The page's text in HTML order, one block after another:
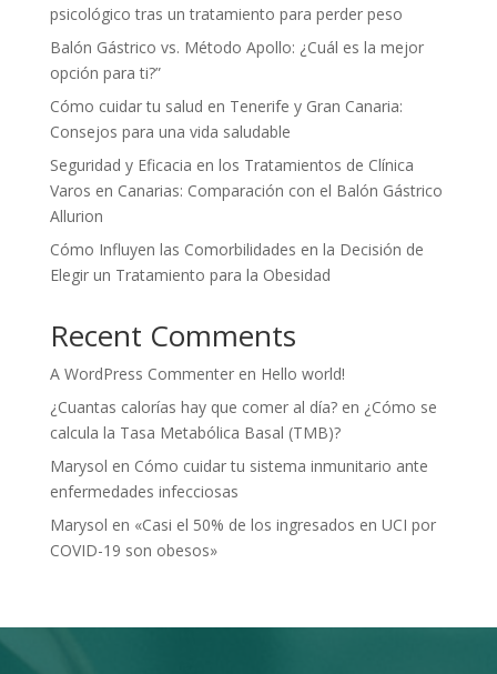
psicológico tras un tratamiento para perder peso
Balón Gástrico vs. Método Apollo: ¿Cuál es la mejor
opción para ti?”
Cómo cuidar tu salud en Tenerife y Gran Canaria:
Consejos para una vida saludable
Seguridad y Eficacia en los Tratamientos de Clínica
Varos en Canarias: Comparación con el Balón Gástrico
Allurion
Cómo Influyen las Comorbilidades en la Decisión de
Elegir un Tratamiento para la Obesidad
Recent Comments
A WordPress Commenteren Hello world!
¿Cuantas calorías hay que comer al día?en ¿Cómo se
calcula la Tasa Metabólica Basal (TMB)?
Marysol en Cómo cuidar tu sistema inmunitario ante
enfermedades infecciosas
Marysol en «Casi el 50% de los ingresados en UCI por
COVID-19 son obesos»